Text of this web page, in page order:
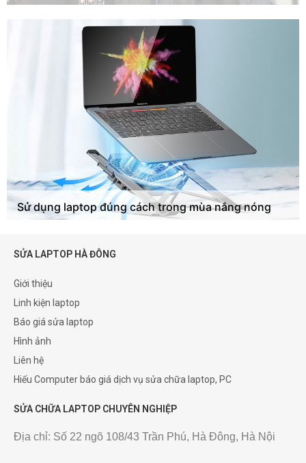
Sử dụng laptop đúng cách trong mùa nắng nóng
SỬA LAPTOP HÀ ĐÔNG
Giới thiệu
Linh kiện laptop
Báo giá sửa laptop
Hình ảnh
Liên hệ
Hiếu Computer báo giá dịch vụ sửa chữa laptop, PC
SỬA CHỮA LAPTOP CHUYÊN NGHIỆP
Địa chỉ: Số 22 ngõ 108/43 Trần Phú, Hà Đông, Hà Nội